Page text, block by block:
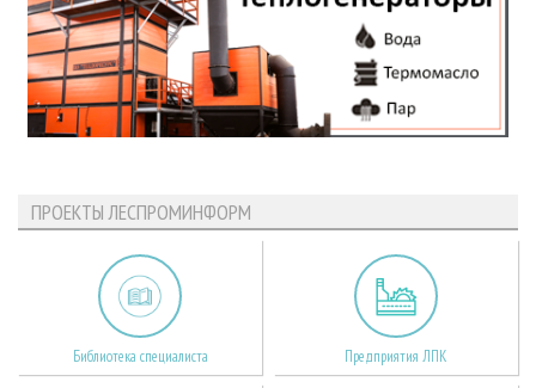
ПРОЕКТЫ ЛЕСПРОМИНФОРМ
Библиотека специалиста Предприятия ЛПК